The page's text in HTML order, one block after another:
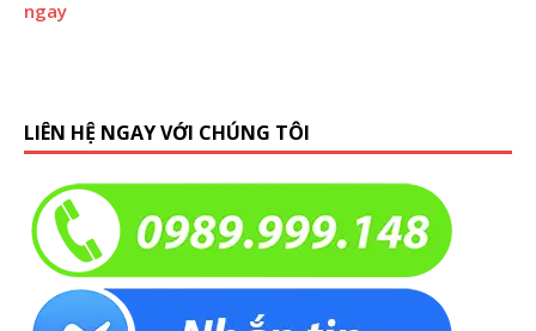
ngay
LIÊN HỆ NGAY VỚI CHÚNG TÔI